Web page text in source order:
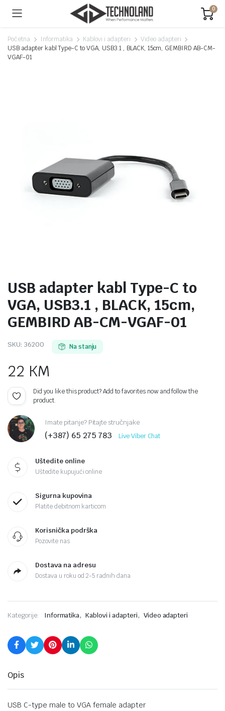
0
Početna Informatika Kablovi i adapteri
Video adapteri
USB adapter kabl Type-C to VGA, USB3.1 , BLACK, 15cm, GEMBIRD AB-CM-
VGAF-01
USB adapter kabl Type-C to
VGA, USB3.1 , BLACK, 15cm,
GEMBIRD AB-CM-VGAF-01
SKU: 36200 Na stanju
22 KM
Did you like this product? Add to favorites now and follow the
product.
Imate pitanje? Pitajte stručnjake
(+387) 65 275 783 Live Viber Chat
Uštedite online
Uštedite kupujući online
Sigurna kupovina
Platite debitnom karticom
Korisnička podrška
Pozovite nas
Dostava na adresu
Dostava u roku od 2-5 radnih dana
Kategorije: Informatika, Kablovi i adapteri, Video adapteri
Opis
USB C-type male to VGA female adapter